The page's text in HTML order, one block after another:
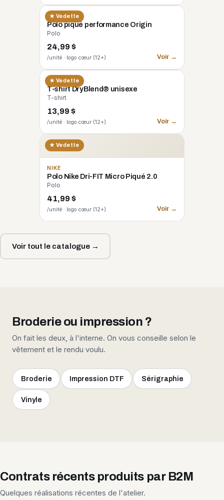
★ Vedette
CORE 365
Polo piqué performance Origin
Polo
24,99 $
/unité · logo cœur (12+) Voir →
★ Vedette
GILDAN
T-shirt DryBlend® unisexe
T-shirt
13,99 $
/unité · logo cœur (12+) Voir →
★ Vedette
NIKE
Polo Nike Dri-FIT Micro Piqué 2.0
Polo
41,99 $
/unité · logo cœur (12+) Voir →
Voir tout le catalogue →
Broderie ou impression ?
On fait les deux, à l'interne. On vous conseille selon le
vêtement et le rendu voulu.
Broderie Impression DTF Sérigraphie
Vinyle
Contrats récents produits par B2M
Quelques réalisations récentes de l'atelier.